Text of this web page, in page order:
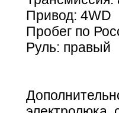
Привод: 4WD
Пробег по
Руль: правый